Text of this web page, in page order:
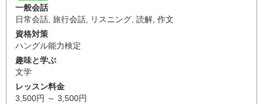
一般会話
日常会話, 旅行会話, リスニング, 読解, 作文
資格対策
ハングル能力検定
趣味と学ぶ
文学
レッスン料金
3,500円 ～ 3,500円